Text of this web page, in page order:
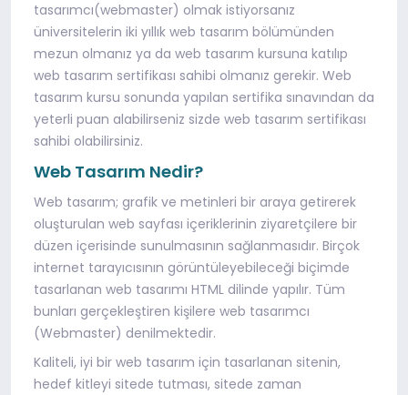
tasarımcı(webmaster) olmak istiyorsanız
üniversitelerin iki yıllık web tasarım bölümünden
mezun olmanız ya da web tasarım kursuna katılıp
web tasarım sertifikası sahibi olmanız gerekir. Web
tasarım kursu sonunda yapılan sertifika sınavından da
yeterli puan alabilirseniz sizde web tasarım sertifikası
sahibi olabilirsiniz.
Web Tasarım Nedir?
Web tasarım; grafik ve metinleri bir araya getirerek
oluşturulan web sayfası içeriklerinin ziyaretçilere bir
düzen içerisinde sunulmasının sağlanmasıdır. Birçok
internet tarayıcısının görüntüleyebileceği biçimde
tasarlanan web tasarımı HTML dilinde yapılır. Tüm
bunları gerçekleştiren kişilere web tasarımcı
(Webmaster) denilmektedir.
Kaliteli, iyi bir web tasarım için tasarlanan sitenin,
hedef kitleyi sitede tutması, sitede zaman